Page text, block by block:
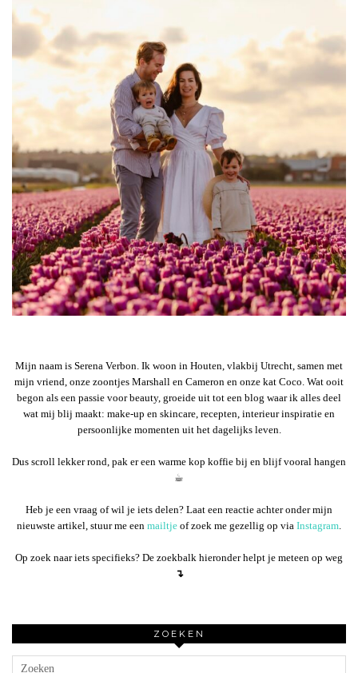
Mijn naam is Serena Verbon. Ik woon in Houten, vlakbij Utrecht, samen met
mijn vriend, onze zoontjes Marshall en Cameron en onze kat Coco. Wat ooit
begon als een passie voor beauty, groeide uit tot een blog waar ik alles deel
wat mij blij maakt: make-up en skincare, recepten, interieur inspiratie en
persoonlijke momenten uit het dagelijks leven.
Dus scroll lekker rond, pak er een warme kop koffie bij en blijf vooral hangen
☕︎
Heb je een vraag of wil je iets delen? Laat een reactie achter onder mijn
nieuwste artikel, stuur me een mailtje of zoek me gezellig op via Instagram
Op zoek naar iets specifieks? De zoekbalk hieronder helpt je meteen op weg
↴
ZOEKEN